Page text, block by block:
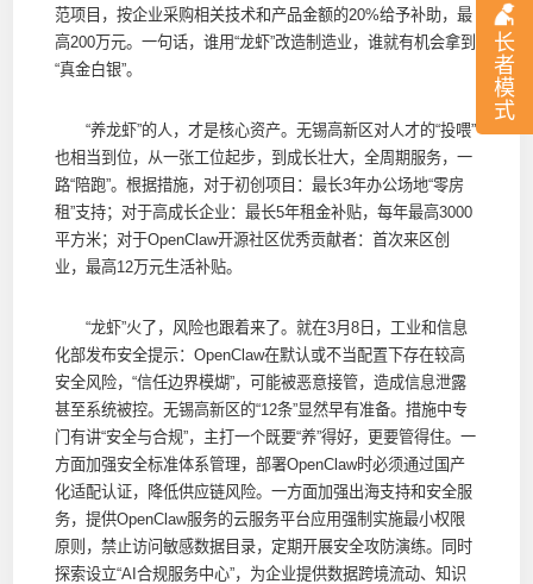
长
者
模
式
范项目，按企业采购相关技术和产品金额的20%给予补助，最
高200万元。一句话，谁用“龙虾”改造制造业，谁就有机会拿到
“真金白银”。
“养龙虾”的人，才是核心资产。无锡高新区对人才的“投喂”
也相当到位，从一张工位起步，到成长壮大，全周期服务，一
路“陪跑”。根据措施，对于初创项目：最长3年办公场地“零房
租”支持；对于高成长企业：最长5年租金补贴，每年最高3000
平方米；对于OpenClaw开源社区优秀贡献者：首次来区创
业，最高12万元生活补贴。
“龙虾”火了，风险也跟着来了。就在3月8日，工业和信息
化部发布安全提示：OpenClaw在默认或不当配置下存在较高
安全风险，“信任边界模煳”，可能被恶意接管，造成信息泄露
甚至系统被控。无锡高新区的“12条”显然早有准备。措施中专
门有讲“安全与合规”，主打一个既要“养”得好，更要管得住。一
方面加强安全标准体系管理，部署OpenClaw时必须通过国产
化适配认证，降低供应链风险。一方面加强出海支持和安全服
务，提供OpenClaw服务的云服务平台应用强制实施最小权限
原则，禁止访问敏感数据目录，定期开展安全攻防演练。同时
探索设立“AI合规服务中心”，为企业提供数据跨境流动、知识